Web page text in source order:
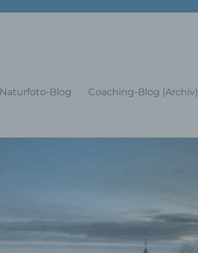
Naturfoto-Blog Coaching-Blog (Archiv)